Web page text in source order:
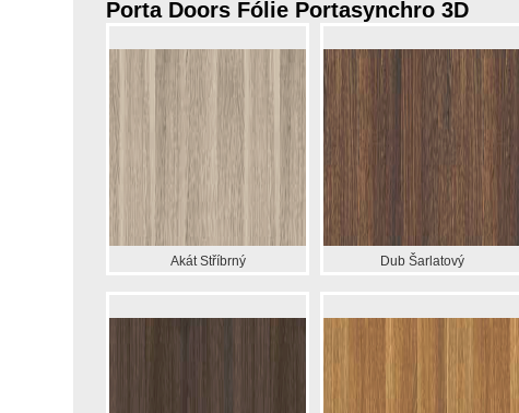
Porta Doors Fólie Portasynchro 3D
Akát Stříbrný Dub Šarlatový